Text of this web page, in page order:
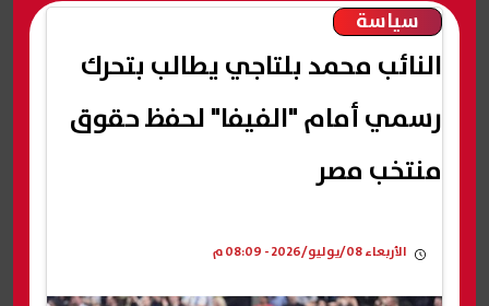
سياسة
النائب محمد بلتاجي يطالب بتحرك
رسمي أمام "الفيفا" لحفظ حقوق
منتخب مصر
الأربعاء 08/يوليو/2026 - 08:09 م